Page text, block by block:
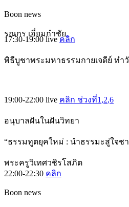
Boon news
รณกร เอี่ยมกำชัย
17:30-19:00live คลิก
พิธีบูชาพระมหาธรรมกายเจดีย์ ทำ
19:00-22:00 live คลิก ช่วงที่1,2,6
อนุบาลฝันในฝันวิทยา
“ธรรมทูตยุคใหม่ : นำธรรมะสู่ใจช
พระครูวิเทศวชิรโสภิต
22:00-22:30 คลิก
Boon news